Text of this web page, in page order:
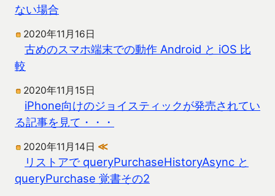
ない場合
2020年11月16日
古めのスマホ端末での動作 Android と iOS 比
較
2020年11月15日
iPhone向けのジョイスティックが発売されてい
る記事を見て・・・
2020年11月14日 ≪
リストアで queryPurchaseHistoryAsync と
queryPurchase 覚書その2